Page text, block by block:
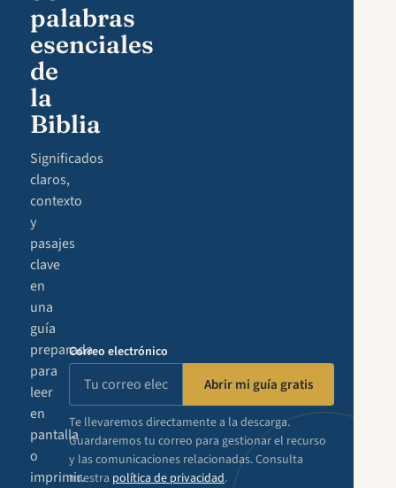
palabras
esenciales
de
la
Biblia
Significados
claros,
contexto
y
pasajes
clave
en
una
guía
preparada
para
leer
en
pantalla
o
imprimir.
Correo electrónico
Abrir mi guía gratis
Te llevaremos directamente a la descarga.
Guardaremos tu correo para gestionar el recurso
y las comunicaciones relacionadas. Consulta
nuestra política de privacidad.